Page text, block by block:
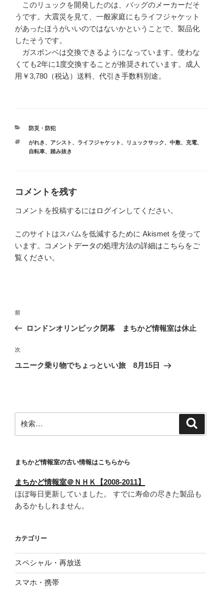
このリュックを開発したのは、バッグのメーカーだそ
うです。大震災を見て、一般家庭にもライフジャケット
があったほうがいいのではないかということで、製品化
したそうです。
ガスボンベは交換できるようになっています。使わな
くても2年に1度交換することが推奨されています。成人
用￥3,780（税込）送料、代引き手数料別途。
カ
ゴ
リ
防災・防犯
タ
グ
がれき 、 アシスト 、 ライフジャケット 、 リュックサック、 中敷、 充電、
自転車、 踏み抜き
コメントを残す
コメントを投稿するにはログイン してください。
このサイトはスパムを低減するために Akismet を使って
います。
コメントデータの処理方法の詳細はこちらをご
覧ください。
投
ビ
ゲ
ン
前
の
稿
前
ロンドンオリンピック閉幕 まちかど情報室は休止
次
の
次
ユニーク乗り物でちょっといい旅 8月15日
索:
まちかど情報室の古い情報はこちらから
まちかど情報室＠ＮＨＫ【2008-2011】
ほぼ毎日更新していました。 すでに寿命の尽きた製品も
あるかもしれません。
カテゴリー
スペシャル・再放送
スマホ・携帯